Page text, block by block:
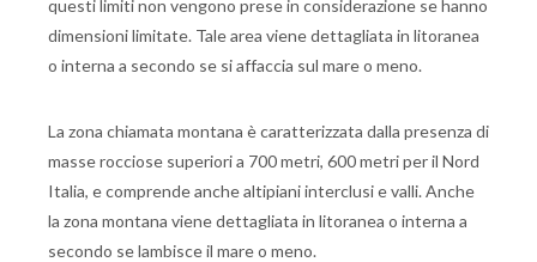
questi limiti non vengono prese in considerazione se hanno
dimensioni limitate. Tale area viene dettagliata in litoranea
o interna a secondo se si affaccia sul mare o meno.
La zona chiamata montana è caratterizzata dalla presenza di
masse rocciose superiori a 700 metri, 600 metri per il Nord
Italia, e comprende anche altipiani interclusi e valli. Anche
la zona montana viene dettagliata in litoranea o interna a
secondo se lambisce il mare o meno.